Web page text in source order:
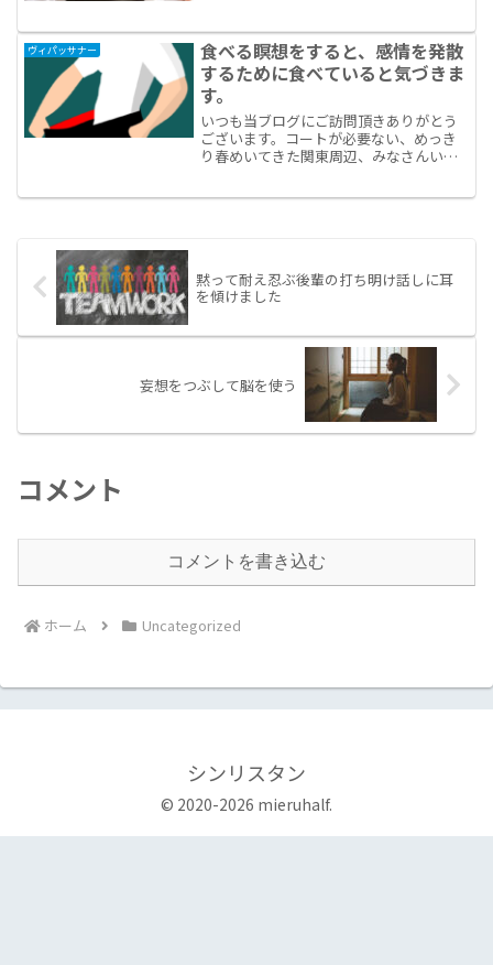
務の時期がありました。当時であれば、
そんな生活にプラスして副...
ヴィパッサナー
食べる瞑想をすると、感情を発散
するために食べていると気づきま
す。
いつも当ブログにご訪問頂きありがとう
ございます。コートが必要ない、めっき
り春めいてきた関東周辺、みなさんいか
黙って耐え忍ぶ後輩の打ち明け話しに耳
を傾けました
妄想をつぶして脳を使う
コメント
コメントを書き込む
ホーム Uncategorized
シンリスタン
© 2020-2026 mieruhalf.